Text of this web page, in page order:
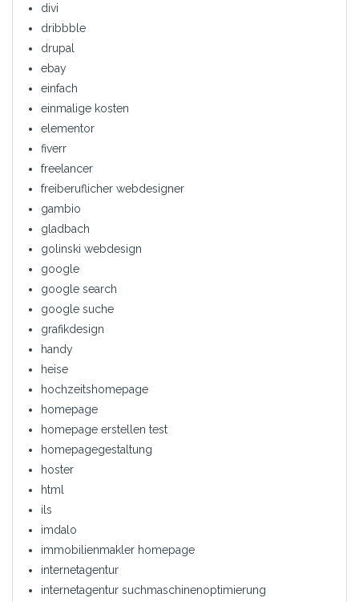
divi
dribbble
drupal
ebay
einfach
einmalige kosten
elementor
fiverr
freelancer
freiberuflicher webdesigner
gambio
gladbach
golinski webdesign
google
google search
google suche
grafikdesign
handy
heise
hochzeitshomepage
homepage
homepage erstellen test
homepagegestaltung
hoster
html
ils
imdalo
immobilienmakler homepage
internetagentur
internetagentur suchmaschinenoptimierung